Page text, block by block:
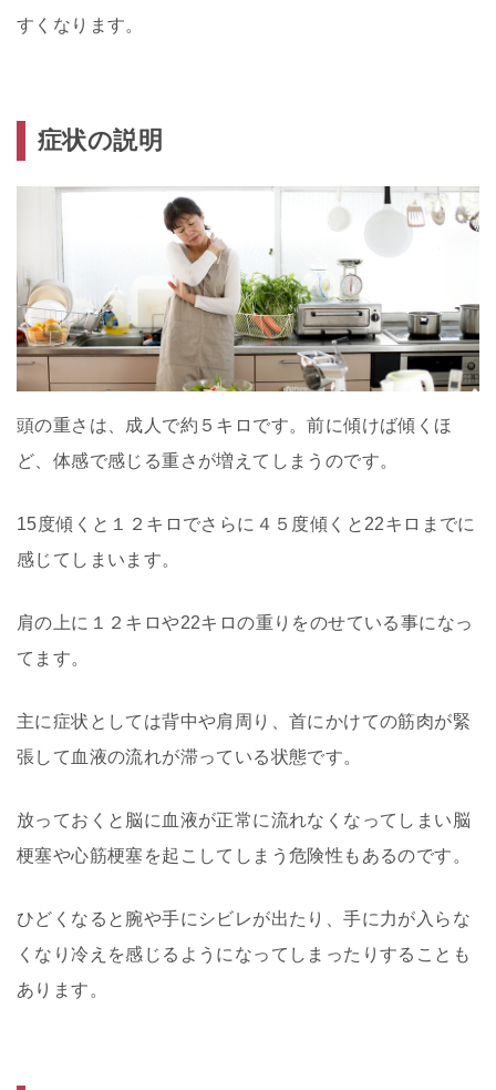
すくなります。
症状の説明
頭の重さは、成人で約５キロです。前に傾けば傾くほ
ど、体感で感じる重さが増えてしまうのです。
15度傾くと１２キロでさらに４５度傾くと22キロまでに
感じてしまいます。
肩の上に１２キロや22キロの重りをのせている事になっ
てます。
主に症状としては背中や肩周り、首にかけての筋肉が緊
張して血液の流れが滞っている状態です。
放っておくと脳に血液が正常に流れなくなってしまい脳
梗塞や心筋梗塞を起こしてしまう危険性もあるのです。
ひどくなると腕や手にシビレが出たり、手に力が入らな
くなり冷えを感じるようになってしまったりすることも
あります。